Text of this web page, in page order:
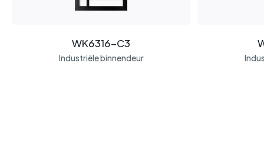
WK6316-C3
Industriële binnendeur